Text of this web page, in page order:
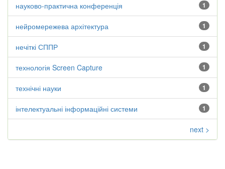
1
науково-практична конференція
1
нейромережева архітектура
1
нечіткі СППР
1
технологія Screen Capture
1
технічні науки
1
інтелектуальні інформаційні системи
next >